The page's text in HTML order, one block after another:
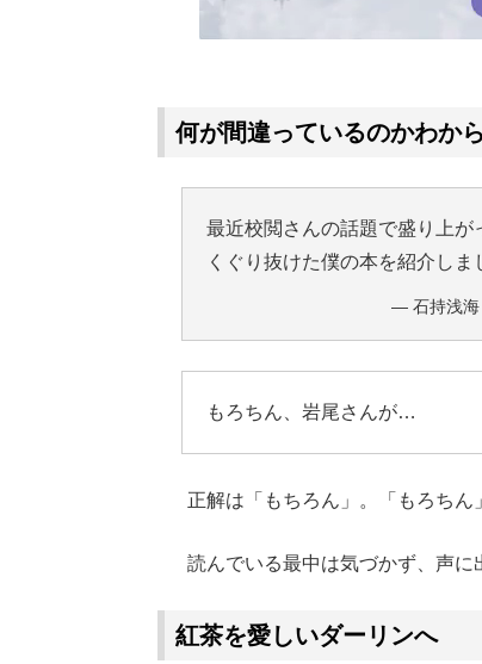
何が間違っているのかわか
最近校閲さんの話題で盛り上
くぐり抜けた僕の本を紹介しま
— 石持浅海
もろちん、岩尾さんが…
正解は「もちろん」。「もろちん
読んでいる最中は気づかず、声に
紅茶を愛しいダーリンへ